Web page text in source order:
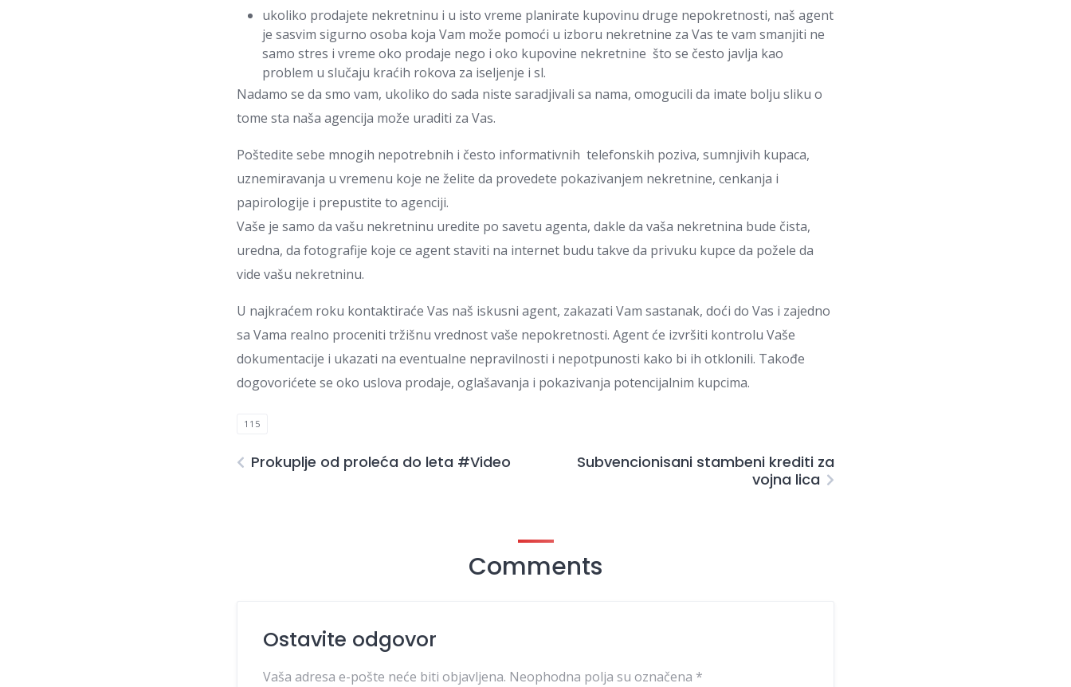
ukoliko prodajete nekretninu i u isto vreme planirate kupovinu druge nepokretnosti, naš agent
je sasvim sigurno osoba koja Vam može pomoći u izboru nekretnine za Vas te vam smanjiti ne
samo stres i vreme oko prodaje nego i oko kupovine nekretnine što se često javlja kao
problem u slučaju kraćih rokova za iseljenje i sl.
Nadamo se da smo vam, ukoliko do sada niste saradjivali sa nama, omogucili da imate bolju sliku o
tome sta naša agencija može uraditi za Vas.
Poštedite sebe mnogih nepotrebnih i često informativnih telefonskih poziva, sumnjivih kupaca,
uznemiravanja u vremenu koje ne želite da provedete pokazivanjem nekretnine, cenkanja i
papirologije i prepustite to agenciji.
Vaše je samo da vašu nekretninu uredite po savetu agenta, dakle da vaša nekretnina bude čista,
uredna, da fotografije koje ce agent staviti na internet budu takve da privuku kupce da požele da
vide vašu nekretninu.
U najkraćem roku kontaktiraće Vas naš iskusni agent, zakazati Vam sastanak, doći do Vas i zajedno
sa Vama realno proceniti tržišnu vrednost vaše nepokretnosti. Agent će izvršiti kontrolu Vaše
dokumentacije i ukazati na eventualne nepravilnosti i nepotpunosti kako bi ih otklonili. Takođe
dogovorićete se oko uslova prodaje, oglašavanja i pokazivanja potencijalnim kupcima.
115
Prokuplje od proleća do leta #Video
Subvencionisani stambeni krediti za
vojna lica
Comments
Ostavite odgovor
Vaša adresa e-pošte neće biti objavljena. Neophodna polja su označena *